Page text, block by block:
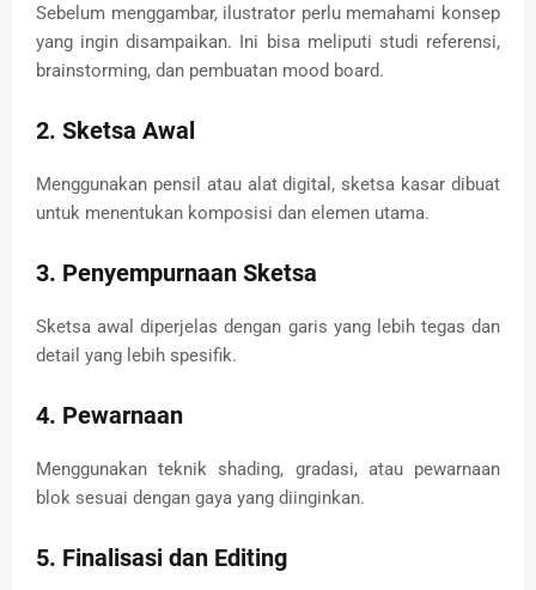
Sebelum menggambar, ilustrator perlu memahami konsep
yang ingin disampaikan. Ini bisa meliputi studi referensi,
brainstorming, dan pembuatan mood board.
2. Sketsa Awal
Menggunakan pensil atau alat digital, sketsa kasar dibuat
untuk menentukan komposisi dan elemen utama.
3. Penyempurnaan Sketsa
Sketsa awal diperjelas dengan garis yang lebih tegas dan
detail yang lebih spesifik.
4. Pewarnaan
Menggunakan teknik shading, gradasi, atau pewarnaan
blok sesuai dengan gaya yang diinginkan.
5. Finalisasi dan Editing